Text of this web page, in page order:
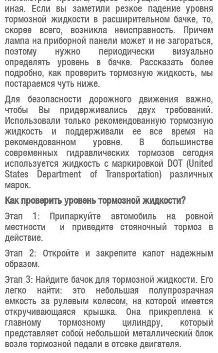
иная. Если вы заметили резкое падение уровня
тормозной жидкости в расширительном бачке, то,
скорее всего, возникла неисправность. Причем
лампа на приборной панели может и не загораться,
поэтому нужно периодически визуально
определять уровень в бачке. Рассказать более
подробно, как проверить тормозную жидкость, мы
постараемся чуть ниже.
Для безопасности дорожного движения важно,
чтобы Вы придерживались двух требований.
Использовали только рекомендованную тормозную
жидкость и поддерживали ее все время на
рекомендованном уровне. В большинстве
современных гидравлических тормозов сегодня
используется жидкость с маркировкой DOT (United
States Department of Transportation) различных
марок.
Как проверить уровень тормозной жидкости?
Этап 1: Припаркуйте автомобиль на ровной
местности и приведите стояночный тормоз в
действие.
Этап 2: Откройте и закрепите капот надежным
образом.
Этап 3: Найдите бачок для тормозной жидкости. Его
легко найти: это небольшая полупрозрачная
емкость за рулевым колесом, на которой имеется
откручивающаяся крышка. Она прикреплена к
главному тормозному цилиндру, который
представляет собой небольшой металлический блок
возле тормозной педали в отсеке двигателя.